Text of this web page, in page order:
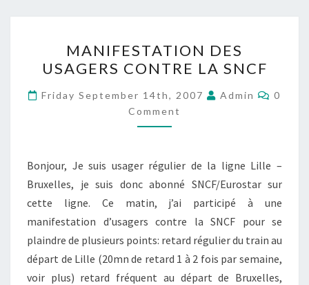
DES
USAGERS
CONTRE
LA
SNCF
MANIFESTATION DES
USAGERS CONTRE LA SNCF
Friday September 14th, 2007 Admin
0
Comment
Bonjour, Je suis usager régulier de la ligne Lille –
Bruxelles, je suis donc abonné SNCF/Eurostar sur
cette ligne. Ce matin, j’ai participé à une
manifestation d’usagers contre la SNCF pour se
plaindre de plusieurs points: retard régulier du train au
départ de Lille (20mn de retard 1 à 2 fois par semaine,
voir plus) retard fréquent au départ de Bruxelles,